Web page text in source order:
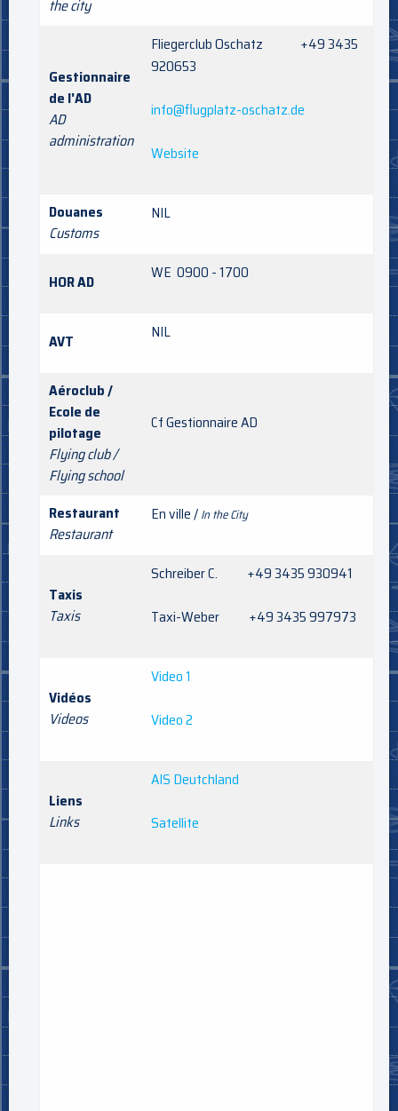
the city
Gestionnaire
de l'AD
AD
administration
Fliegerclub Oschatz +49 3435
920653
info@flugplatz-oschatz.de
Website
Douanes
Customs
NIL
HOR AD WE 0900 - 1700
AVT NIL
Aéroclub /
Ecole de
pilotage
Flying club /
Flying school
Cf Gestionnaire AD
Restaurant
Restaurant
En ville /In the City
Taxis
Taxis
Schreiber C. +49 3435 930941
Taxi-Weber +49 3435 997973
Vidéos
Videos
Video 1
Video 2
Liens
Links
AIS Deutchland
Satellite